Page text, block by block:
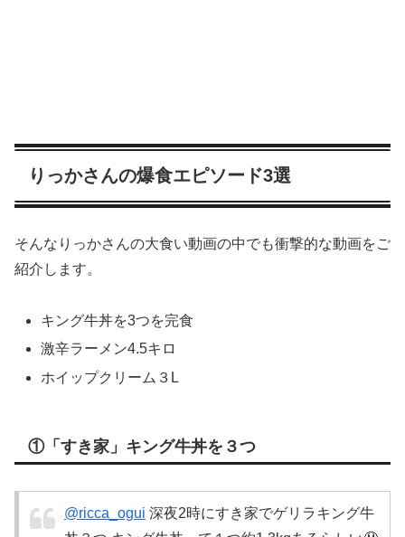
りっかさんの爆食エピソード3選
そんなりっかさんの大食い動画の中でも衝撃的な動画をご
紹介します。
キング牛丼を3つを完食
激辛ラーメン4.5キロ
ホイップクリーム３L
①「すき家」キング牛丼を３つ
@ricca_ogui 深夜2時にすき家でゲリラキング牛